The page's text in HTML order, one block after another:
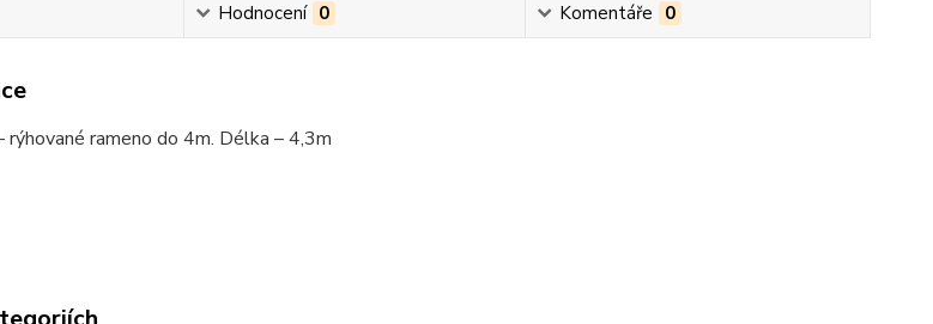
Hodnocení 0 Komentáře 0
rameno do 4m. Délka – 4,3m